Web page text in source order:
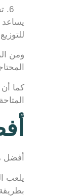
يساعد
ومن
كما
أفضل
يلعب